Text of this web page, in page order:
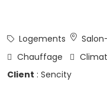
Logements
Chauffage
Client : Sencity